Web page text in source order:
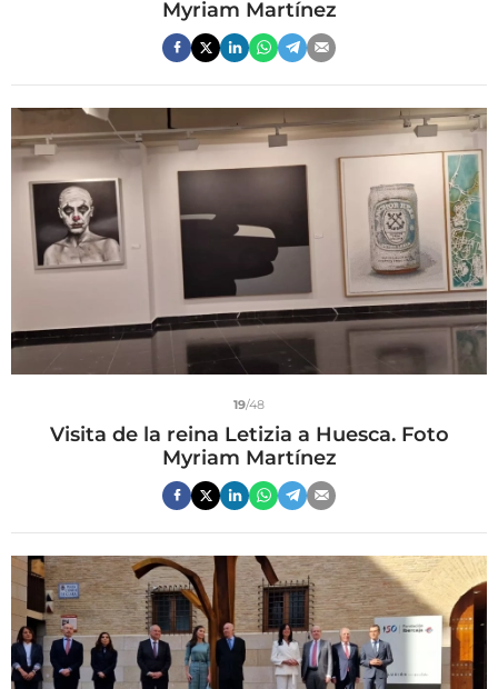
Myriam Martínez
19/48
Visita de la reina Letizia a Huesca. Foto
Myriam Martínez